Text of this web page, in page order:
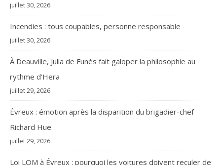
juillet 30, 2026
Incendies : tous coupables, personne responsable
juillet 30, 2026
À Deauville, Julia de Funès fait galoper la philosophie au
rythme d’Hera
juillet 29, 2026
Évreux : émotion après la disparition du brigadier-chef
Richard Hue
juillet 29, 2026
Loi LOM à Évreux : pourquoi les voitures doivent reculer de